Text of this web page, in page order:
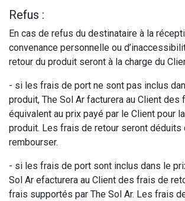
Refus :
En cas de refus du destinataire à la
convenance personnelle ou
retour du produit seront à la charge du
- si les frais de port ne sont pas inclus
produit, The Sol Ar facturera au Client des
équivalent au prix payé par le Client pour
produit. Les frais de retour seront déduits
rembourser.
- si les frais de port sont inclus dans le
Sol Ar efacturera au Client des frais de
frais supportés par The Sol Ar. Les frais